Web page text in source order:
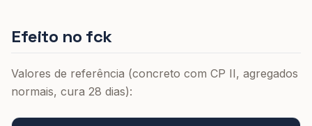
Efeito no fck
Valores de referência (concreto com CP II, agregados
normais, cura 28 dias):